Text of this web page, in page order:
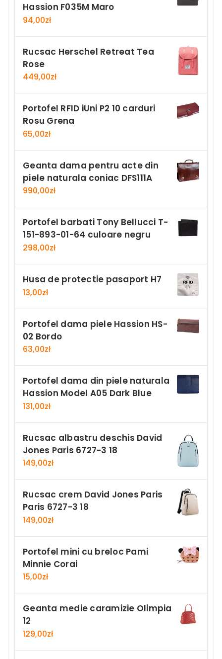
Hassion F035M Maro
94,00zł
Rucsac Herschel Retreat Tea
Rose
449,00zł
Portofel RFID iUni P2 10 carduri
Rosu Grena
65,00zł
Geanta dama pentru acte din
piele naturala coniac DFS111A
990,00zł
Portofel barbati Tony Bellucci T-
151-893-01-64 culoare negru
298,00zł
Husa de protectie pasaport H7
13,00zł
Portofel dama piele Hassion HS-
02 Bordo
63,00zł
Portofel dama din piele naturala
Hassion Model A05 Dark Blue
131,00zł
Rucsac albastru deschis David
Jones Paris 6727-3 18
149,00zł
Rucsac crem David Jones Paris
Paris 6727-3 18
149,00zł
Portofel mini cu breloc Pami
Minnie Corai
15,00zł
Geanta medie caramizie Olimpia
12
129,00zł